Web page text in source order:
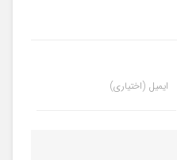
ایمیل (اختیاری)